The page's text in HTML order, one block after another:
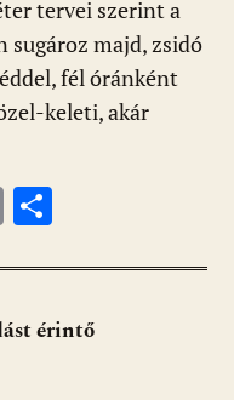
tervei szerint a
sugároz majd, zsidó
fél óránként
keleti, akár
Pr
t za
m
érintő